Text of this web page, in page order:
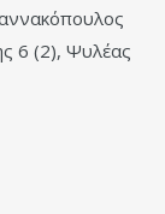
6 (2), Ψυλέας